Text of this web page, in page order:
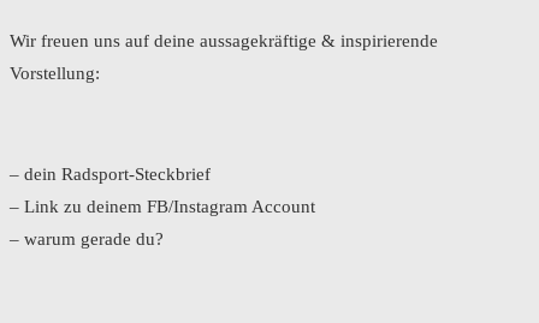
Wir freuen uns auf deine aussagekräftige & inspirierende
Vorstellung:
– dein Radsport-Steckbrief
– Link zu deinem FB/Instagram Account
– warum gerade du?